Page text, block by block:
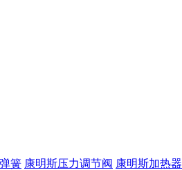
簧 康明斯压力调节阀 康明斯加热器